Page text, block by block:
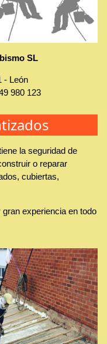
SL
- León
980 123
la seguridad de
o reparar
cubiertas,
experiencia en todo